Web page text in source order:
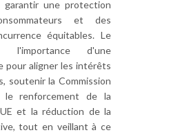
une protection
et des
équitables. Le
l'importance d'une
pour aligner les intérêts
soutenir la Commission
le renforcement de la
et la réduction de la
tout en veillant à ce